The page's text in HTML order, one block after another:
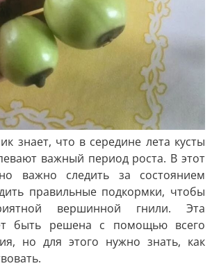
знает, что в середине лета кусты
важный период роста. В этот
важно следить за состоянием
правильные подкормки, чтобы
вершинной гнили. Эта
быть решена с помощью всего
но для этого нужно знать, как